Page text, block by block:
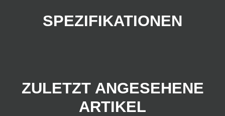
SPEZIFIKATIONEN
ZULETZT ANGESEHENE
ARTIKEL